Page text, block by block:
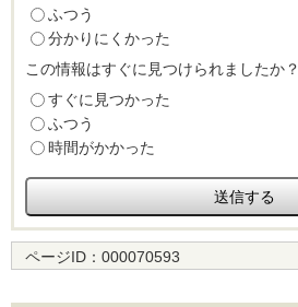
ふつう
分かりにくかった
この情報はすぐに見つけられましたか？
すぐに見つかった
ふつう
時間がかかった
ページID： 000070593